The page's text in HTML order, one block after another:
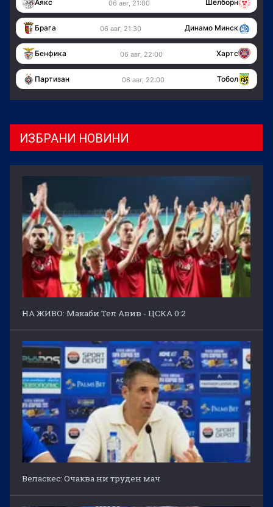
Аякс 06 авг, 21:00 Шелборн
Брага 06 авг, 21:30 Динамо Минск
Бенфика 06 авг, 22:00 Хартс
Партизан 06 авг, 22:00 Тобол
ИЗБРАНИ НОВИНИ
НА ЖИВО: Макаби Тел Авив - ЦСКА 0:2
Веласкес: Очаква ни труден мач